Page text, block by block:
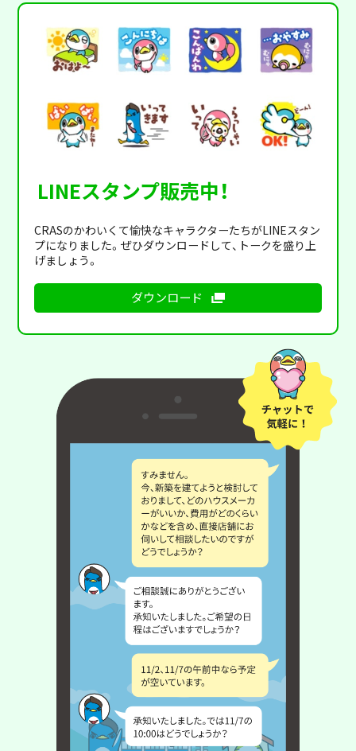
LINEスタンプ販売中！
CRASのかわいくて愉快なキャラクターたちがLINEスタン
プになりました。ぜひダウンロードして、トークを盛り上
げましょう。
ダウンロード